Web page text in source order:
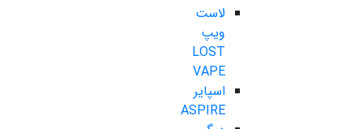
لاست
ویپ
LOST
VAPE
اسپایر
ASPIRE